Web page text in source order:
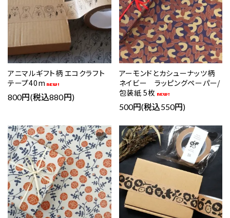
アニマルギフト柄 エコクラフト
テープ40m
800円(税込880円)
アーモンドとカシューナッツ柄
ネイビー ラッピングペーパー/
包装紙 5枚
500円(税込550円)
favorite favorite